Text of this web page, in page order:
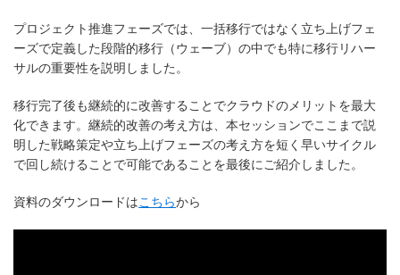
プロジェクト推進フェーズでは、一括移行ではなく立ち上げフェ
ーズで定義した段階的移行（ウェーブ）の中でも特に移行リハー
サルの重要性を説明しました。
移行完了後も継続的に改善することでクラウドのメリットを最大
化できます。継続的改善の考え方は、本セッションでここまで説
明した戦略策定や立ち上げフェーズの考え方を短く早いサイクル
で回し続けることで可能であることを最後にご紹介しました。
資料のダウンロードはこちらから